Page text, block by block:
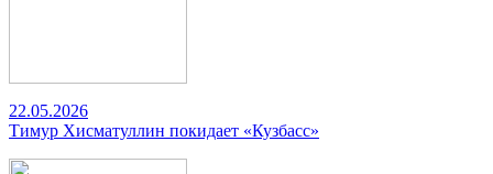
22.05.2026
Тимур Хисматуллин покидает «Кузбасс»